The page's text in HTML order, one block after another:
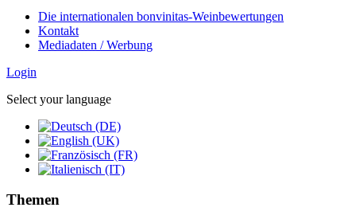
Die internationalen bonvinitas-Weinbewertungen
Kontakt
Mediadaten / Werbung
Login
Select your language
Themen